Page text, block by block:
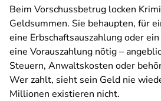
Beim Vorschussbetrug locken
Geldsummen. Sie behaupten, für
eine Erbschaftsauszahlung oder
eine Vorauszahlung nötig –
Steuern, Anwaltskosten oder
Wer zahlt, sieht sein Geld nie
Millionen existieren nicht.